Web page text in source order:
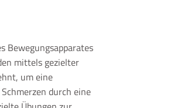
Bewegungsapparates
mittels gezielter
um eine
durch eine